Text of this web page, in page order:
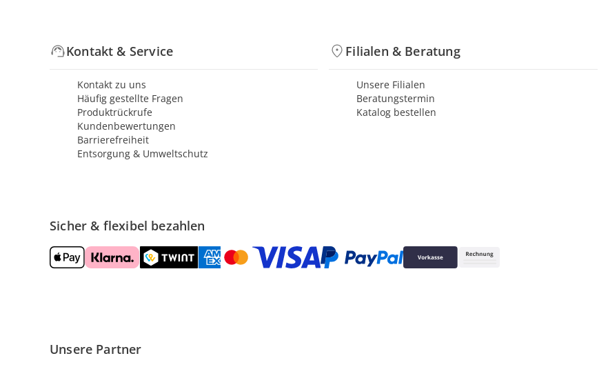
Kontakt & Service
Kontakt zu uns
Häufig gestellte Fragen
Produktrückrufe
Kundenbewertungen
Barrierefreiheit
Entsorgung & Umweltschutz
Filialen & Beratung
Unsere Filialen
Beratungstermin
Katalog bestellen
Sicher & flexibel bezahlen
Unsere Partner